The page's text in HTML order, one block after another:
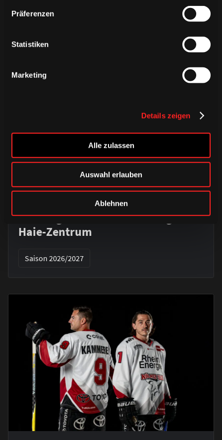
Präferenzen
Statistiken
Marketing
Details zeigen
Alle zulassen
Auswahl erlauben
Ablehnen
DONNERSTAG, 06. AUGUST 2026
Alle Infos zum öffentlichen
Trainingsauftakt am Sonntag im
Haie-Zentrum
Saison 2026/2027